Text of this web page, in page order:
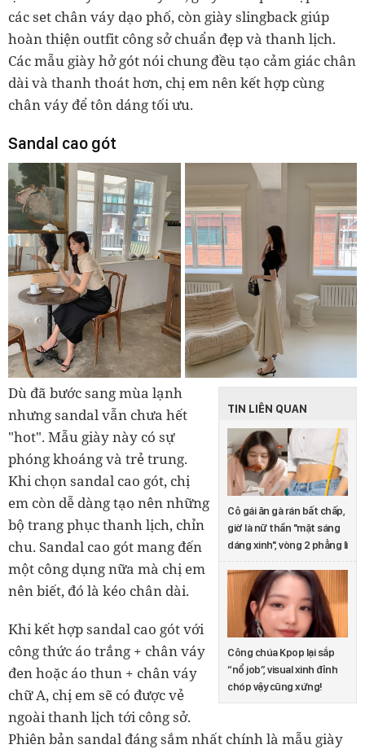
các set chân váy dạo phố, còn giày slingback giúp
hoàn thiện outfit công sở chuẩn đẹp và thanh lịch.
Các mẫu giày hở gót nói chung đều tạo cảm giác chân
dài và thanh thoát hơn, chị em nên kết hợp cùng
chân váy để tôn dáng tối ưu.
Sandal cao gót
TIN LIÊN QUAN
Cô gái ăn gà rán bất chấp,
giờ là nữ thần "mặt sáng
dáng xinh", vòng 2 phẳng lì
Công chúa Kpop lại sắp
“nổ job”, visual xinh đỉnh
chóp vậy cũng xứng!
Dù đã bước sang mùa lạnh
nhưng sandal vẫn chưa hết
"hot". Mẫu giày này có sự
phóng khoáng và trẻ trung.
Khi chọn sandal cao gót, chị
em còn dễ dàng tạo nên những
bộ trang phục thanh lịch, chỉn
chu. Sandal cao gót mang đến
một công dụng nữa mà chị em
nên biết, đó là kéo chân dài.
Khi kết hợp sandal cao gót với
công thức áo trắng + chân váy
đen hoặc áo thun + chân váy
chữ A, chị em sẽ có được vẻ
ngoài thanh lịch tới công sở.
Phiên bản sandal đáng sắm nhất chính là mẫu giày